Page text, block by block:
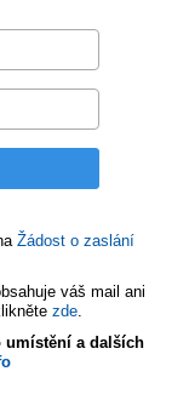
Žádost o zaslání
váš mail ani
zde.
umístění a dalších